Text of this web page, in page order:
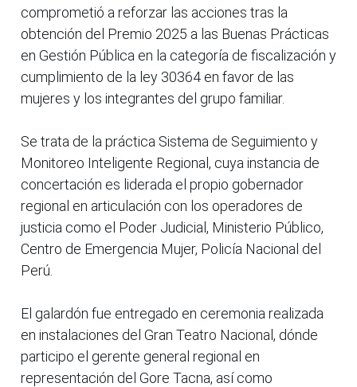
comprometió a reforzar las acciones tras la
obtención del Premio 2025 a las Buenas Prácticas
en Gestión Pública en la categoría de fiscalización y
cumplimiento de la ley 30364 en favor de las
mujeres y los integrantes del grupo familiar.
Se trata de la práctica Sistema de Seguimiento y
Monitoreo Inteligente Regional, cuya instancia de
concertación es liderada el propio gobernador
regional en articulación con los operadores de
justicia como el Poder Judicial, Ministerio Público,
Centro de Emergencia Mujer, Policía Nacional del
Perú.
El galardón fue entregado en ceremonia realizada
en instalaciones del Gran Teatro Nacional, dónde
participo el gerente general regional en
representación del Gore Tacna, así como